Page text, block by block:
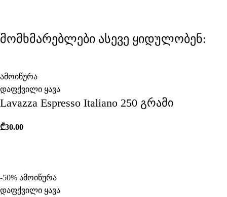
მომხმარებლები ასევე ყიდულობენ:
ამოიწურა
დაფქვილი ყავა
Lavazza Espresso Italiano 250 გრამი
₾30.00
-50% ამოიწურა
დაფქვილი ყავა